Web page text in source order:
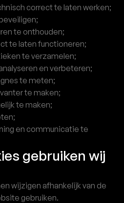
correct te laten werken;
te onthouden;
te laten functioneren;
te verzamelen;
en verbeteren;
te meten;
te maken;
te maken;
en communicatie te
gebruiken wij
wijzigen afhankelijk van de
gebruiken.